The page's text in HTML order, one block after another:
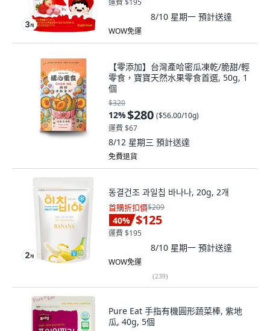
運費 $195
8/10 星期一 預計送達
WOW免運
【零添加】台灣產哈密瓜凍乾/脆甜/輕
零食，寶寶天然水果零食首選, 50g, 1
個
$320
12%$280 ($56.00/10g)
運費 $67
8/12 星期三 預計送達
免費退貨
동결건조 과일칩 바나나, 20g, 2개
首購折扣價$209
40% $125
運費 $195
8/10 星期一 預計送達
WOW免運
(239)
Pure Eat 手指有機圓形蔬菜棒, 紫地
瓜, 40g, 5個